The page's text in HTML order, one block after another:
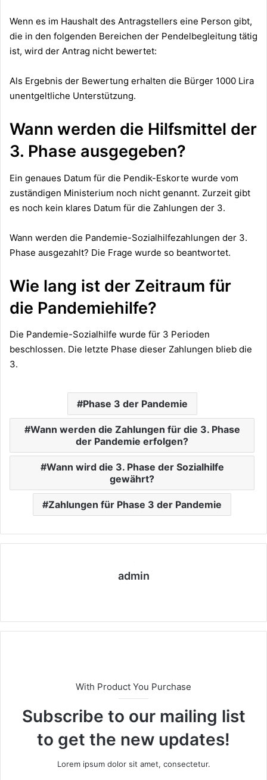
Wenn es im Haushalt des Antragstellers eine Person gibt,
die in den folgenden Bereichen der Pendelbegleitung tätig
ist, wird der Antrag nicht bewertet:
Als Ergebnis der Bewertung erhalten die Bürger 1000 Lira
unentgeltliche Unterstützung.
Wann werden die Hilfsmittel der
3. Phase ausgegeben?
Ein genaues Datum für die Pendik-Eskorte wurde vom
zuständigen Ministerium noch nicht genannt. Zurzeit gibt
es noch kein klares Datum für die Zahlungen der 3.
Wann werden die Pandemie-Sozialhilfezahlungen der 3.
Phase ausgezahlt? Die Frage wurde so beantwortet.
Wie lang ist der Zeitraum für
die Pandemiehilfe?
Die Pandemie-Sozialhilfe wurde für 3 Perioden
beschlossen. Die letzte Phase dieser Zahlungen blieb die
3.
Phase 3 der Pandemie
Wann werden die Zahlungen für die 3. Phase
der Pandemie erfolgen?
Wann wird die 3. Phase der Sozialhilfe
gewährt?
Zahlungen für Phase 3 der Pandemie
admin
eit
With Product You Purchase
Subscribe to our mailing list
to get the new updates!
Lorem ipsum dolor sit amet, consectetur.